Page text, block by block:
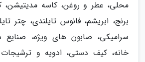
محلی، عطر و روغن، کاسه
برنج، ابریشم، فانوس تایلندی، چتر
سرامیکی، صابون های ویژه،
خانه، کیف دستی، ادویه و